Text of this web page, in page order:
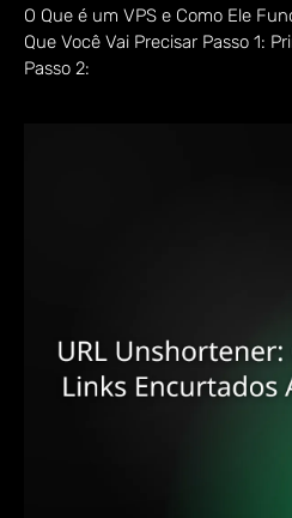
O Que é um VPS e Como Ele
Que Você Vai Precisar Passo 1:
Passo 2: